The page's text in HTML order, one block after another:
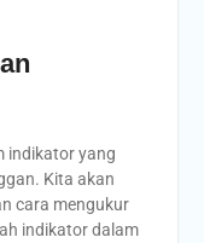
indikator yang
Kita akan
cara mengukur
indikator dalam